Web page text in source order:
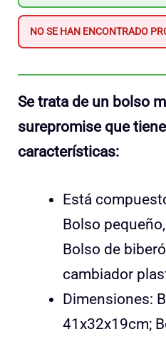
NO SE HAN ENCONTRADO
Se trata de un bolso
surepromise que
características:
Está
Bolso
Bolso de
cambiador
Dimensiones:
41x32x19cm;